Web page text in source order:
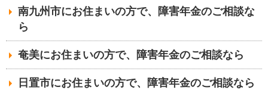
南九州市にお住まいの方で、障害年金のご相談な
ら
奄美にお住まいの方で、障害年金のご相談なら
日置市にお住まいの方で、障害年金のご相談なら